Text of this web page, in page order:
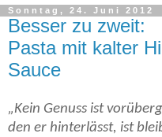
Sonntag, 24. Juni 2012
Besser zu zweit:
Pasta mit kalter
Sauce
„Kein Genuss ist
den er hinterlässt, ist